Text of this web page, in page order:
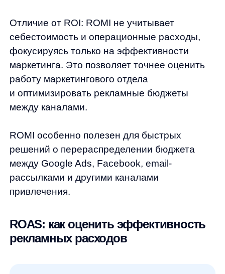
на контекстную рекламу, получили 200,000
рублей дохода. ROAS = 200,000 /
50,000×100% = 400%.
ROAS больше 100% означает, что реклама
окупается. Однако это не гарантирует
прибыльность всего бизнеса. При
расходах 20%, даже ROAS 300% может
Точка безубыточности ROAS
(100% - Себестоимость% -
Операционные расходы%)
При себестоимости 60% и операционных
расходах 20%, минимальный ROAS для